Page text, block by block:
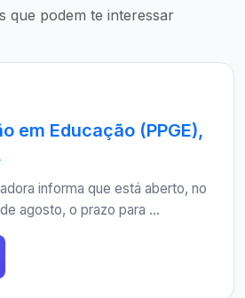
que podem te interessar
em Educação (PPGE),
informa que está aberto, no
agosto, o prazo para ...